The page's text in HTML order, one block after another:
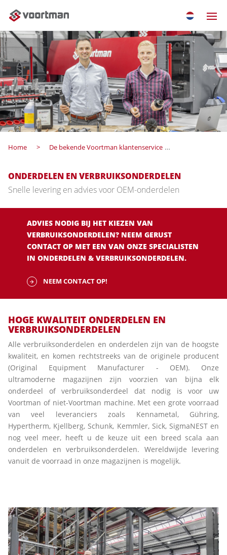
Home De bekende Voortman klantenservice
ONDERDELEN EN VERBRUIKSONDERDELEN
Snelle levering en advies voor OEM-onderdelen
ADVIES NODIG BIJ HET KIEZEN VAN
VERBRUIKSONDERDELEN? NEEM GERUST
CONTACT OP MET EEN VAN ONZE SPECIALISTEN
IN ONDERDELEN & VERBRUIKSONDERDELEN.
NEEM CONTACT OP!
HOGE KWALITEIT ONDERDELEN EN
VERBRUIKSONDERDELEN
Alle verbruiksonderdelen en onderdelen zijn van de hoogste
kwaliteit, en komen rechtstreeks van de originele producent
(Original Equipment Manufacturer - OEM). Onze
ultramoderne magazijnen zijn voorzien van bijna elk
onderdeel of verbruiksonderdeel dat nodig is voor uw
Voortman of niet-Voortman machine. Met een grote voorraad
van veel leveranciers zoals Kennametal, Gühring,
Hypertherm, Kjellberg, Schunk, Kemmler, Sick, SigmaNEST en
nog veel meer, heeft u de keuze uit een breed scala aan
onderdelen en verbruiksonderdelen. Wereldwijde levering
vanuit de voorraad in onze magazijnen is mogelijk.